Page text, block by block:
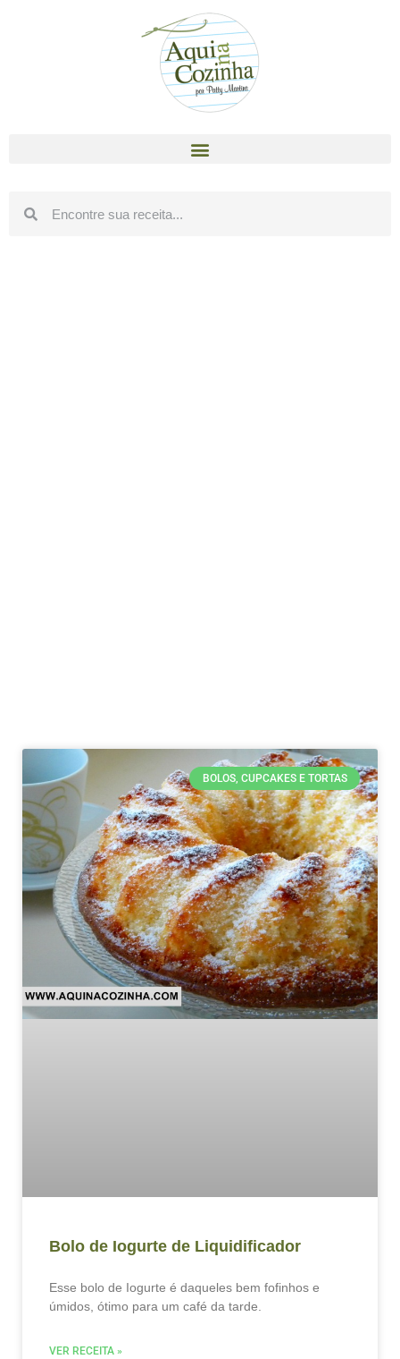
BOLOS, CUPCAKES E TORTAS
Bolo de Iogurte de Liquidificador
Esse bolo de Iogurte é daqueles bem fofinhos e
úmidos, ótimo para um café da tarde.
VER RECEITA »